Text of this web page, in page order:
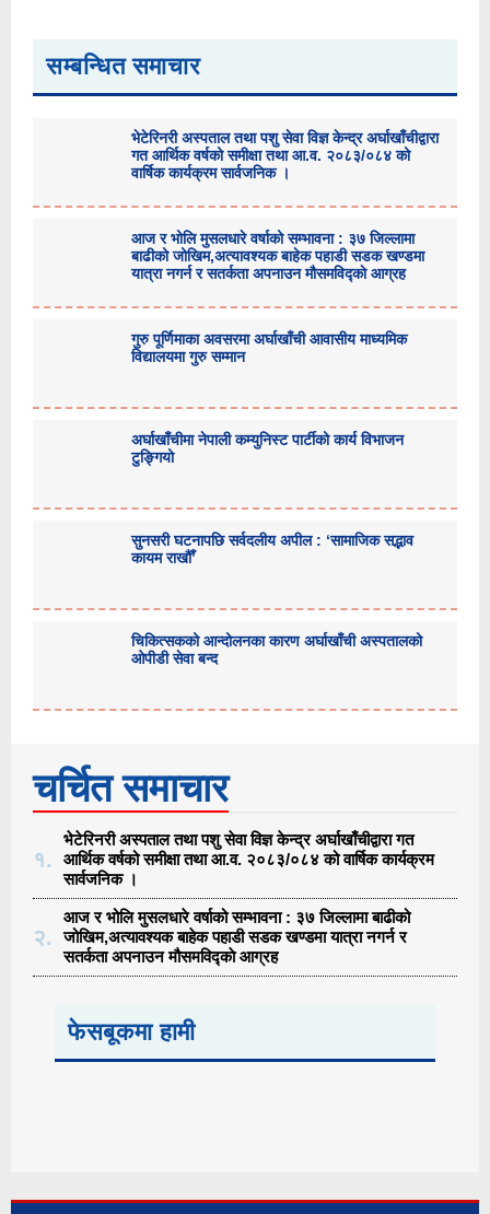
सम्बन्धित समाचार
भेटेरिनरी अस्पताल तथा पशु सेवा विज्ञ केन्द्र अर्घाखाँचीद्वारा
गत आर्थिक वर्षको समीक्षा तथा आ.व. २०८३/०८४ को
वार्षिक कार्यक्रम सार्वजनिक ।
आज र भोलि मुसलधारे वर्षाको सम्भावना : ३७ जिल्लामा
बाढीको जोखिम,अत्यावश्यक बाहेक पहाडी सडक खण्डमा
यात्रा नगर्न र सतर्कता अपनाउन मौसमविद्काे आग्रह
गुरु पूर्णिमाका अवसरमा अर्घाखाँची आवासीय माध्यमिक
विद्यालयमा गुरु सम्मान
अर्घाखाँचीमा नेपाली कम्युनिस्ट पार्टीको कार्य विभाजन
टुङ्गियो
सुनसरी घटनापछि सर्वदलीय अपील : ‘सामाजिक सद्भाव
कायम राखौँ’
चिकित्सकको आन्दोलनका कारण अर्घाखाँची अस्पतालको
ओपीडी सेवा बन्द
चर्चित समाचार
१.
भेटेरिनरी अस्पताल तथा पशु सेवा विज्ञ केन्द्र अर्घाखाँचीद्वारा गत
आर्थिक वर्षको समीक्षा तथा आ.व. २०८३/०८४ को वार्षिक कार्यक्रम
सार्वजनिक ।
२.
आज र भोलि मुसलधारे वर्षाको सम्भावना : ३७ जिल्लामा बाढीको
जोखिम,अत्यावश्यक बाहेक पहाडी सडक खण्डमा यात्रा नगर्न र
सतर्कता अपनाउन मौसमविद्काे आग्रह
फेसबूकमा हामी